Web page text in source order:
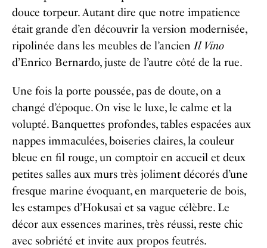
douce torpeur. Autant dire que notre impatience
était grande d’en découvrir la version modernisée,
ripolinée dans les meubles de l’ancienIl Vino
d’Enrico Bernardo, juste de l’autre côté de la rue.
Une fois la porte poussée, pas de doute, on a
changé d’époque. On vise le luxe, le calme et la
volupté. Banquettes profondes, tables espacées aux
nappes immaculées, boiseries claires, la couleur
bleue en fil rouge, un comptoir en accueil et deux
petites salles aux murs très joliment décorés d’une
fresque marine évoquant, en marqueterie de bois,
les estampes d’Hokusai et sa vague célèbre. Le
décor aux essences marines, très réussi, reste chic
avec sobriété et invite aux propos feutrés.